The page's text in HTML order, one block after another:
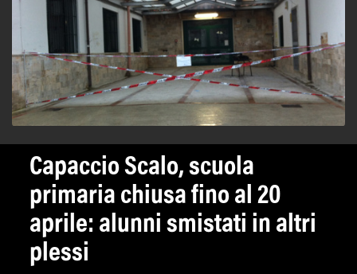
Capaccio Scalo, scuola
primaria chiusa fino al 20
aprile: alunni smistati in altri
plessi